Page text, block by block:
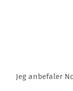
Jeg anbefaler